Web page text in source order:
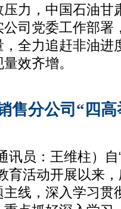
力，中国石油甘
司党委工作部署
全力追赶非油进
效齐增。
售分公司“四
讯员：王维柱）
育活动开展以来
线，深入学习贯